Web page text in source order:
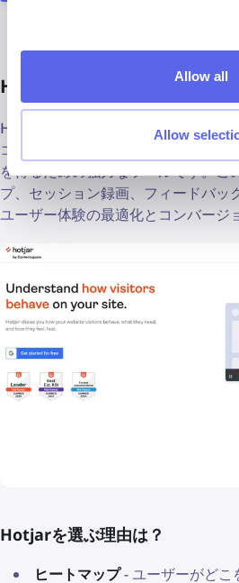
Allow all
Allow
Hotjar
Hotjarは、ウェブサイトでのユーザ
コンテンツとどのようにインタラク
を得るための強力なツールです。こ
プ、セッション録画、フィードバッ
ユーザー体験の最適化とコンバージ
Hotjarを選ぶ理由は？
ヒートマップ- ユーザーがどこ